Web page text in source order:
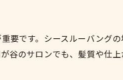
ットで失敗しないための注意点
る前髪スタイルの維持テク
要です。シースルーバング
谷のサロンでも、髪質や仕